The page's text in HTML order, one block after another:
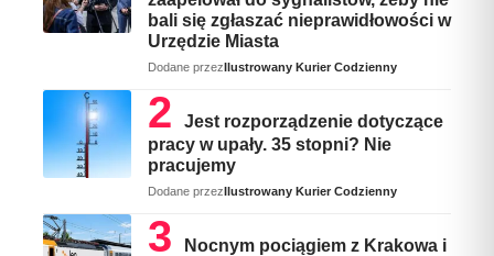
bali się zgłaszać nieprawidłowości w
Urzędzie Miasta
Dodane przezIlustrowany Kurier Codzienny
Jest rozporządzenie dotyczące
pracy w upały. 35 stopni? Nie
pracujemy
Dodane przezIlustrowany Kurier Codzienny
Nocnym pociągiem z Krakowa i